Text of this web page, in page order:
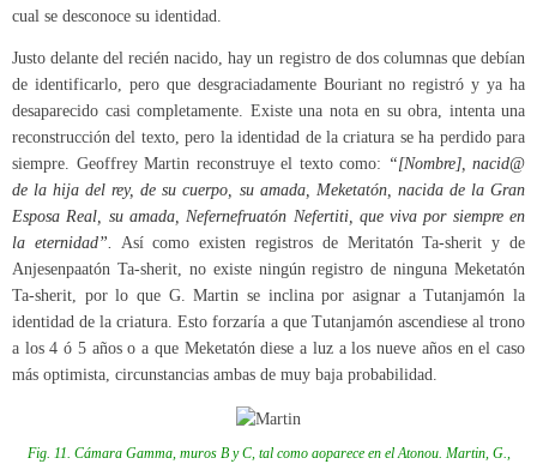
cual se desconoce su identidad.
Justo delante del recién nacido, hay un registro de dos columnas que debían
de identificarlo, pero que desgraciadamente Bouriant no registró y ya ha
desaparecido casi completamente. Existe una nota en su obra, intenta una
reconstrucción del texto, pero la identidad de la criatura se ha perdido para
siempre. Geoffrey Martin reconstruye el texto como: “[Nombre], nacid@
de la hija del rey, de su cuerpo, su amada, Meketatón, nacida de la Gran
Esposa Real, su amada, Nefernefruatón Nefertiti, que viva por siempre en
la eternidad”. Así como existen registros de Meritatón Ta-sherit y de
Anjesenpaatón Ta-sherit, no existe ningún registro de ninguna Meketatón
Ta-sherit, por lo que G. Martin se inclina por asignar a Tutanjamón la
identidad de la criatura. Esto forzaría a que Tutanjamón ascendiese al trono
a los 4 ó 5 años o a que Meketatón diese a luz a los nueve años en el caso
más optimista, circunstancias ambas de muy baja probabilidad.
Fig. 11. Cámara Gamma, muros B y C, tal como aoparece en el Atonou. Martin, G.,